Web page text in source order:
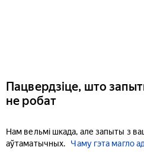
Пацвердзіце, што
не робат
Нам вельмі шкада, але запыты з
аўтаматычных.
Чаму гэта магло